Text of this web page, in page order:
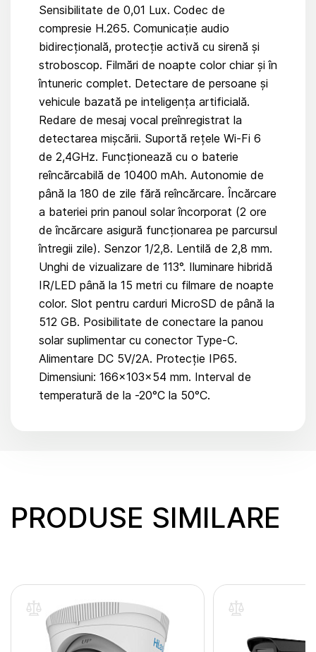
Sensibilitate de 0,01 Lux. Codec de
compresie H.265. Comunicație audio
bidirecțională, protecție activă cu sirenă și
stroboscop. Filmări de noapte color chiar și în
întuneric complet. Detectare de persoane și
vehicule bazată pe inteligența artificială.
Redare de mesaj vocal preînregistrat la
detectarea mișcării. Suportă rețele Wi-Fi 6
de 2,4GHz. Funcționează cu o baterie
reîncărcabilă de 10400 mAh. Autonomie de
până la 180 de zile fără reîncărcare. Încărcare
a bateriei prin panoul solar încorporat (2 ore
de încărcare asigură funcționarea pe parcursul
întregii zile). Senzor 1/2,8. Lentilă de 2,8 mm.
Unghi de vizualizare de 113°. Iluminare hibridă
IR/LED până la 15 metri cu filmare de noapte
color. Slot pentru carduri MicroSD de până la
512 GB. Posibilitate de conectare la panou
solar suplimentar cu conector Type-C.
Alimentare DC 5V/2A. Protecție IP65.
Dimensiuni: 166×103×54 mm. Interval de
temperatură de la -20°C la 50°C.
PRODUSE SIMILARE